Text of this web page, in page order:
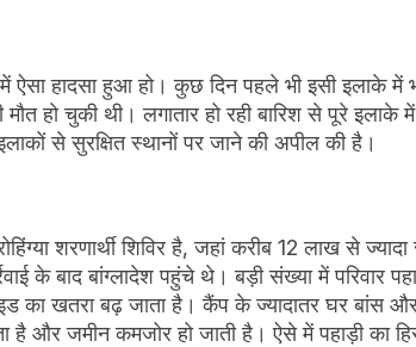
में ऐसा हादसा हुआ हो। कुछ दिन पहले भी इसी इलाके
हो चुकी थी। लगातार हो रही बारिश से पूरे
से सुरक्षित स्थानों पर जाने की अपील की है।
शरणार्थी शिविर है, जहां करीब 12 लाख से
के बाद बांग्लादेश पहुंचे थे। बड़ी संख्या में परिवार
का खतरा बढ़ जाता है। कैंप के ज्यादातर घर बांस
है और जमीन कमजोर हो जाती है। ऐसे में पहाड़ी